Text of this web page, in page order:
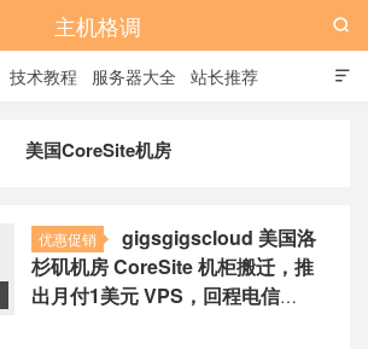
主机格调

技术教程 服务器大全 站长推荐

美国CoreSite机房
优惠促销
gigsgigscloud 美国洛
杉矶机房 CoreSite 机柜搬迁，推
出月付1美元 VPS，回程电信